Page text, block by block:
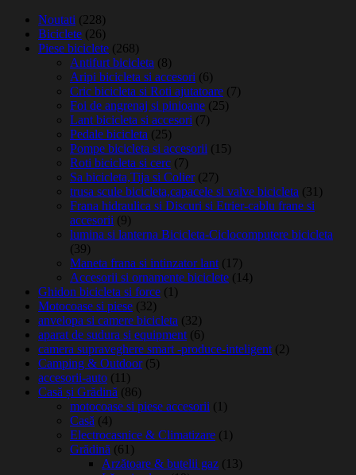
Noutati (228)
Biciclete (26)
Piese biciclete (268)
Antifurt bicicleta (8)
Aripi bicicleta si accesori (6)
Cric bicicleta si Roti ajutatoare (7)
Foi de angrenaj si pinioane (25)
Lant bicicleta si accesori (7)
Pedale bicicleta (25)
Pompe bicicleta si accesorii (15)
Roti bicicleta si cerc (7)
Sa bicicleta,Tija si Colier (27)
trusa scule bicicleta,capacele si valve bicicleta (31)
Frana hidraulica si Discuri si Etrier-cablu frane si
accesorii (9)
lumina si lanterna Bicicleta-Ciclocomputere bicicleta
(39)
Maneta frana si intinzator lant (17)
Accesorii si ornamente biciclete (14)
Ghidon bicicleta si force (1)
Motocoase si piese (32)
anvelopa si camere bicicleta (32)
aparat de sudura si equipment (6)
camera supraveghere smart -produce-inteligent (2)
Camping & Outdoor (5)
accesorii-auto (11)
Casă și Grădină (86)
motocoase si piese accesorii (1)
Casă (4)
Electrocasnice & Climatizare (1)
Grădină (61)
Arzătoare & butelii gaz (13)